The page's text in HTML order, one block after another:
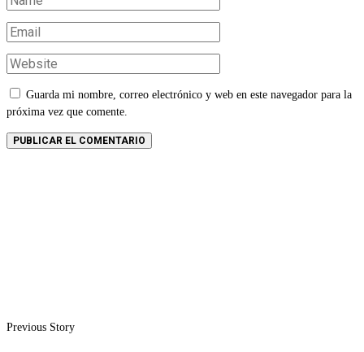
Guarda mi nombre, correo electrónico y web en este navegador para la
próxima vez que comente.
Previous Story